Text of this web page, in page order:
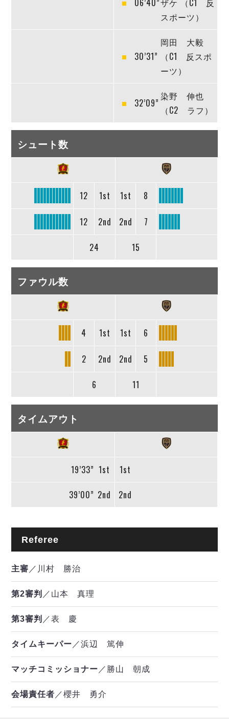
06’40”ザケ （C1 反
スポーツ）
30’31”
岡田 大毅
（C1 反スポ
ーツ）
32’09”
染野 伸也
（C2 ラフ）
シュート数
12 1st 1st 8
12 2nd 2nd 7
24 15
ファウル数
4 1st 1st 6
2 2nd 2nd 5
6 11
タイムアウト
19’33” 1st 1st
39’00” 2nd 2nd
Referee
主審 ／川村 勝治
第2審判 ／山本 真理
第3審判 ／表 慶
タイムキーパー ／浜辺 篤伸
マッチコミッショナー ／勝山 朝成
会場責任者 ／櫻井 勇介